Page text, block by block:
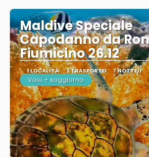
Maldive Speciale
Capodanno da
Fiumicino 26.12
1 LOCALITÀ 2 TRASPORTO 7 NOTTE/I
Volo + soggiorno